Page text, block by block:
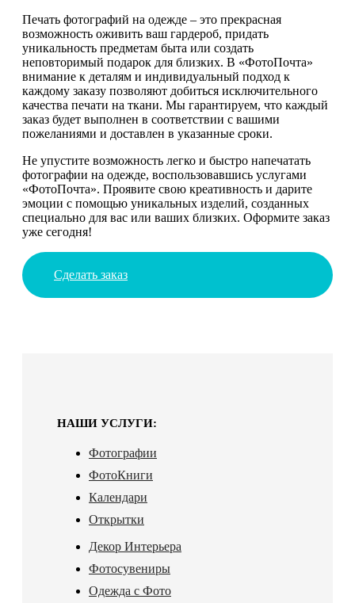
Печать фотографий на одежде – это прекрасная
возможность оживить ваш гардероб, придать
уникальность предметам быта или создать
неповторимый подарок для близких. В «ФотоПочта»
внимание к деталям и индивидуальный подход к
каждому заказу позволяют добиться исключительного
качества печати на ткани. Мы гарантируем, что каждый
заказ будет выполнен в соответствии с вашими
пожеланиями и доставлен в указанные сроки.
Не упустите возможность легко и быстро напечатать
фотографии на одежде, воспользовавшись услугами
«ФотоПочта». Проявите свою креативность и дарите
эмоции с помощью уникальных изделий, созданных
специально для вас или ваших близких. Оформите заказ
уже сегодня!
Сделать заказ
НАШИ УСЛУГИ:
Фотографии
ФотоКниги
Календари
Открытки
Декор Интерьера
Фотосувениры
Одежда с Фото